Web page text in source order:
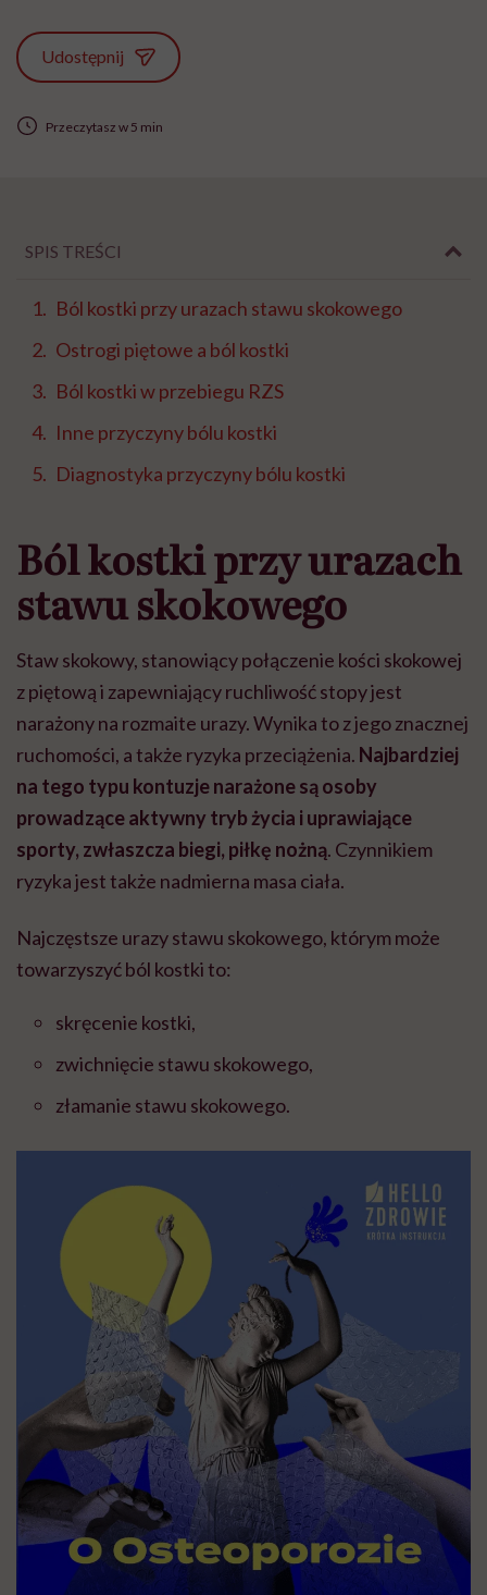
Udostępnij
Przeczytasz w 5 min
SPIS TREŚCI
Ból kostki przy urazach stawu skokowego
Ostrogi piętowe a ból kostki
Ból kostki w przebiegu RZS
Inne przyczyny bólu kostki
Diagnostyka przyczyny bólu kostki
Ból kostki przy urazach
stawu skokowego
Staw skokowy, stanowiący połączenie kości skokowej
z piętową i zapewniający ruchliwość stopy jest
narażony na rozmaite urazy. Wynika to z jego znacznej
ruchomości, a także ryzyka przeciążenia. Najbardziej
na tego typu kontuzje narażone są osoby
prowadzące aktywny tryb życia i uprawiające
sporty, zwłaszcza biegi, piłkę nożną. Czynnikiem
ryzyka jest także nadmierna masa ciała.
Najczęstsze urazy stawu skokowego, którym może
towarzyszyć ból kostki to:
skręcenie kostki,
zwichnięcie stawu skokowego,
złamanie stawu skokowego.